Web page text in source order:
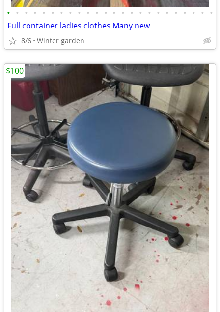
• • • • • • • • • • • • • • • • • • • • • • • •
Full container ladies clothes Many new
8/6 Winter garden
$100